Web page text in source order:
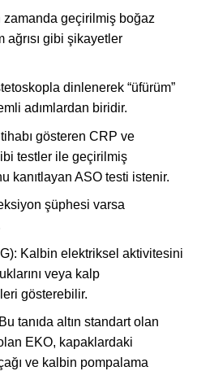
zamanda geçirilmiş boğaz
gibi şikayetler
dinlenerek “üfürüm”
adımlardan biridir.
gösteren CRP ve
testler ile geçirilmiş
kanıtlayan ASO testi istenir.
şüphesi varsa
Kalbin elektriksel aktivitesini
veya kalp
gösterebilir.
tanıda altın standart olan
EKO, kapaklardaki
ve kalbin pompalama